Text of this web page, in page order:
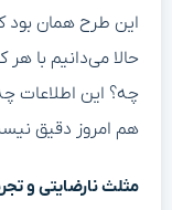
این طرح همان بود
حالا می‌دانیم با
چه؟ این اطلاعات
هم امروز دقیق
مثلث نارضایتی و